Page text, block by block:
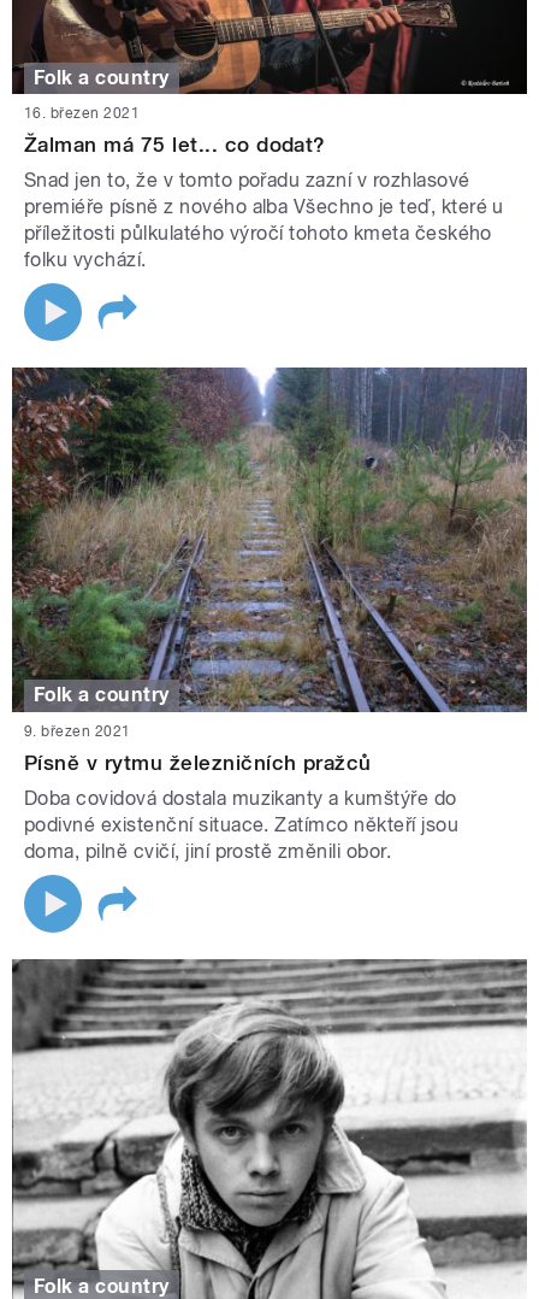
Folk a country
16. březen 2021
Žalman má 75 let... co dodat?
Snad jen to, že v tomto pořadu zazní v rozhlasové
premiéře písně z nového alba Všechno je teď, které u
příležitosti půlkulatého výročí tohoto kmeta českého
folku vychází.
Folk a country
9. březen 2021
Písně v rytmu železničních pražců
Doba covidová dostala muzikanty a kumštýře do
podivné existenční situace. Zatímco někteří jsou
doma, pilně cvičí, jiní prostě změnili obor.
Folk a country